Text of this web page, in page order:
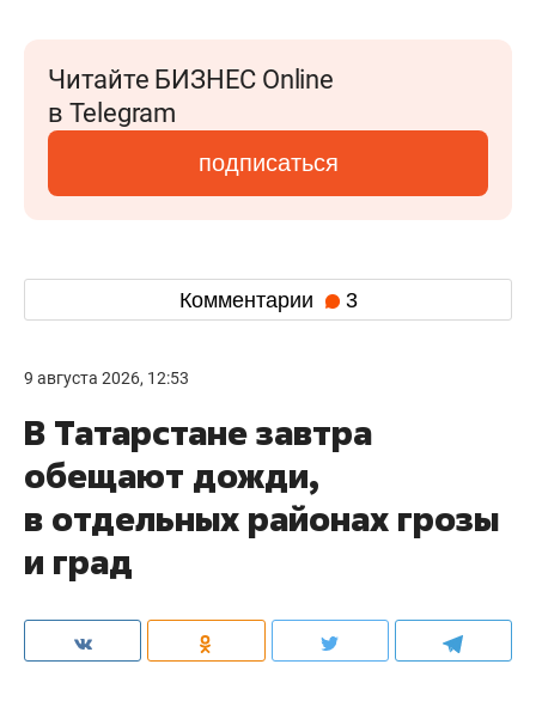
Читайте БИЗНЕС Online
в Telegram
подписаться
Комментарии 3
9 августа 2026, 12:53
В Татарстане завтра
обещают дожди,
в отдельных районах грозы
и град